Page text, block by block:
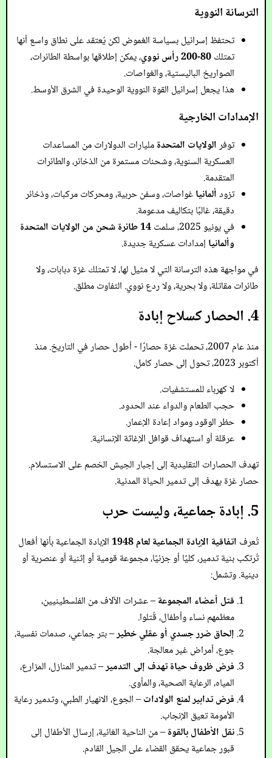
الترسانة النووية
تحتفظ إسرائيل بسياسة الغموض لكن يُعتقد على نطاق واسع أنها
تمتلك80-200 رأس نووي
، يمكن إطلاقها بواسطة الطائرات،
الصواريخ الباليستية، والغواصات.
هذا يجعل إسرائيل القوة النووية الوحيدة في الشرق الأوسط.
الإمدادات الخارجية
توفرالولايات المتحدةمليارات الدولارات من المساعدات
العسكرية السنوية، وشحنات مستمرة من الذخائر، والطائرات
المتقدمة.
تزودألمانياغواصات، وسفن حربية، ومحركات مركبات، وذخائر
دقيقة، غالبًا بتكاليف مدعومة.
في يونيو 2025، سلمت
14 طائرة شحن من الولايات المتحدة
وألمانيا إمدادات عسكرية جديدة.
في مواجهة هذه الترسانة التي لا مثيل لها، لا تمتلك غزة دبابات، ولا
طائرات مقاتلة، ولا بحرية، ولا ردع نووي. التفاوت مطلق.
4. الحصار كسلاح إبادة
منذ عام 2007، تحملت غزة حصارًا - أطول حصار في التاريخ. منذ
أكتوبر 2023، تحول إلى حصار كامل.
لا كهرباء للمستشفيات.
حجب الطعام والدواء عند الحدود.
حظر الوقود ومواد إعادة الإعمار.
عرقلة أو استهداف قوافل الإغاثة الإنسانية.
تهدف الحصارات التقليدية إلى إجبار الجيش الخصم على الاستسلام.
حصار غزة يهدف إلى تدمير الحياة المدنية.
5. إبادة جماعية، وليست حرب
تُعرف اتفاقية الإبادة الجماعية لعام 1948
الإبادة الجماعية بأنها أفعال
تُرتكب بنية تدمير، كليًا أو جزئيًا، مجموعة قومية أو إثنية أو عنصرية أو
دينية. وتشمل:
قتل أعضاء المجموعة– عشرات الآلاف من الفلسطينيين،
معظمهم نساء وأطفال، قُتلوا.
إلحاق ضرر جسدي أو عقلي خطير– بتر جماعي، صدمات نفسية،
جوع، أمراض غير معالجة.
فرض ظروف حياة تهدف إلى التدمير– تدمير المنازل، المزارع،
المياه، الرعاية الصحية، والمأوى.
فرض تدابير لمنع الولادات– الجوع، الانهيار الطبي، وتدمير رعاية
الأمومة تعيق الإنجاب.
نقل الأطفال بالقوة– من الناحية الغائية، إرسال الأطفال إلى
قبور جماعية يحقق القضاء على الجيل القادم.